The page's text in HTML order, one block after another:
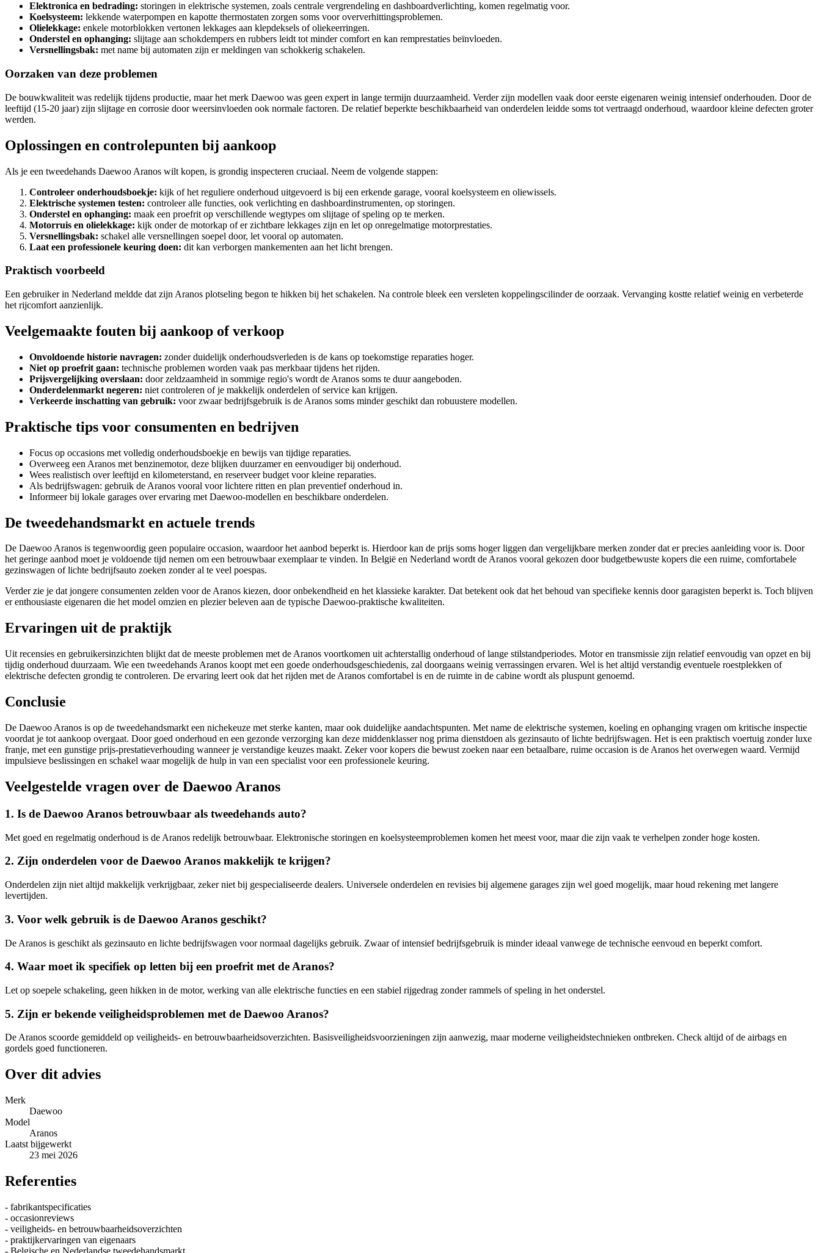
Elektronica en bedrading: storingen in elektrische systemen, zoals centrale vergrendeling en dashboardverlichting, komen regelmatig voor.
Koelsysteem: lekkende waterpompen en kapotte thermostaten zorgen soms voor oververhittingsproblemen.
Olielekkage: enkele motorblokken vertonen lekkages aan klepdeksels of oliekeerringen.
Onderstel en ophanging: slijtage aan schokdempers en rubbers leidt tot minder comfort en kan remprestaties beïnvloeden.
Versnellingsbak: met name bij automaten zijn er meldingen van schokkerig schakelen.
Oorzaken van deze problemen
De bouwkwaliteit was redelijk tijdens productie, maar het merk Daewoo was geen expert in lange termijn duurzaamheid. Verder zijn modellen vaak door eerste eigenaren weinig intensief onderhouden. Door de
leeftijd (15-20 jaar) zijn slijtage en corrosie door weersinvloeden ook normale factoren. De relatief beperkte beschikbaarheid van onderdelen leidde soms tot vertraagd onderhoud, waardoor kleine defecten groter
werden.
Oplossingen en controlepunten bij aankoop
Als je een tweedehands Daewoo Aranos wilt kopen, is grondig inspecteren cruciaal. Neem de volgende stappen:
Controleer onderhoudsboekje: kijk of het reguliere onderhoud uitgevoerd is bij een erkende garage, vooral koelsysteem en oliewissels.
Elektrische systemen testen: controleer alle functies, ook verlichting en dashboardinstrumenten, op storingen.
Onderstel en ophanging: maak een proefrit op verschillende wegtypes om slijtage of speling op te merken.
Motorruis en olielekkage: kijk onder de motorkap of er zichtbare lekkages zijn en let op onregelmatige motorprestaties.
Versnellingsbak: schakel alle versnellingen soepel door, let vooral op automaten.
Laat een professionele keuring doen: dit kan verborgen mankementen aan het licht brengen.
Praktisch voorbeeld
Een gebruiker in Nederland meldde dat zijn Aranos plotseling begon te hikken bij het schakelen. Na controle bleek een versleten koppelingscilinder de oorzaak. Vervanging kostte relatief weinig en verbeterde
het rijcomfort aanzienlijk.
Veelgemaakte fouten bij aankoop of verkoop
Onvoldoende historie navragen: zonder duidelijk onderhoudsverleden is de kans op toekomstige reparaties hoger.
Niet op proefrit gaan: technische problemen worden vaak pas merkbaar tijdens het rijden.
Prijsvergelijking overslaan: door zeldzaamheid in sommige regio's wordt de Aranos soms te duur aangeboden.
Onderdelenmarkt negeren: niet controleren of je makkelijk onderdelen of service kan krijgen.
Verkeerde inschatting van gebruik: voor zwaar bedrijfsgebruik is de Aranos soms minder geschikt dan robuustere modellen.
Praktische tips voor consumenten en bedrijven
Focus op occasions met volledig onderhoudsboekje en bewijs van tijdige reparaties.
Overweeg een Aranos met benzinemotor, deze blijken duurzamer en eenvoudiger bij onderhoud.
Wees realistisch over leeftijd en kilometerstand, en reserveer budget voor kleine reparaties.
Als bedrijfswagen: gebruik de Aranos vooral voor lichtere ritten en plan preventief onderhoud in.
Informeer bij lokale garages over ervaring met Daewoo-modellen en beschikbare onderdelen.
De tweedehandsmarkt en actuele trends
De Daewoo Aranos is tegenwoordig geen populaire occasion, waardoor het aanbod beperkt is. Hierdoor kan de prijs soms hoger liggen dan vergelijkbare merken zonder dat er precies aanleiding voor is. Door
het geringe aanbod moet je voldoende tijd nemen om een betrouwbaar exemplaar te vinden. In België en Nederland wordt de Aranos vooral gekozen door budgetbewuste kopers die een ruime, comfortabele
gezinswagen of lichte bedrijfsauto zoeken zonder al te veel poespas.
Verder zie je dat jongere consumenten zelden voor de Aranos kiezen, door onbekendheid en het klassieke karakter. Dat betekent ook dat het behoud van specifieke kennis door garagisten beperkt is. Toch blijven
er enthousiaste eigenaren die het model omzien en plezier beleven aan de typische Daewoo-praktische kwaliteiten.
Ervaringen uit de praktijk
Uit recensies en gebruikersinzichten blijkt dat de meeste problemen met de Aranos voortkomen uit achterstallig onderhoud of lange stilstandperiodes. Motor en transmissie zijn relatief eenvoudig van opzet en bij
tijdig onderhoud duurzaam. Wie een tweedehands Aranos koopt met een goede onderhoudsgeschiedenis, zal doorgaans weinig verrassingen ervaren. Wel is het altijd verstandig eventuele roestplekken of
elektrische defecten grondig te controleren. De ervaring leert ook dat het rijden met de Aranos comfortabel is en de ruimte in de cabine wordt als pluspunt genoemd.
Conclusie
De Daewoo Aranos is op de tweedehandsmarkt een nichekeuze met sterke kanten, maar ook duidelijke aandachtspunten. Met name de elektrische systemen, koeling en ophanging vragen om kritische inspectie
voordat je tot aankoop overgaat. Door goed onderhoud en een gezonde verzorging kan deze middenklasser nog prima dienstdoen als gezinsauto of lichte bedrijfswagen. Het is een praktisch voertuig zonder luxe
franje, met een gunstige prijs-prestatieverhouding wanneer je verstandige keuzes maakt. Zeker voor kopers die bewust zoeken naar een betaalbare, ruime occasion is de Aranos het overwegen waard. Vermijd
impulsieve beslissingen en schakel waar mogelijk de hulp in van een specialist voor een professionele keuring.
Veelgestelde vragen over de Daewoo Aranos
1. Is de Daewoo Aranos betrouwbaar als tweedehands auto?
Met goed en regelmatig onderhoud is de Aranos redelijk betrouwbaar. Elektronische storingen en koelsysteemproblemen komen het meest voor, maar die zijn vaak te verhelpen zonder hoge kosten.
2. Zijn onderdelen voor de Daewoo Aranos makkelijk te krijgen?
Onderdelen zijn niet altijd makkelijk verkrijgbaar, zeker niet bij gespecialiseerde dealers. Universele onderdelen en revisies bij algemene garages zijn wel goed mogelijk, maar houd rekening met langere
levertijden.
3. Voor welk gebruik is de Daewoo Aranos geschikt?
De Aranos is geschikt als gezinsauto en lichte bedrijfswagen voor normaal dagelijks gebruik. Zwaar of intensief bedrijfsgebruik is minder ideaal vanwege de technische eenvoud en beperkt comfort.
4. Waar moet ik specifiek op letten bij een proefrit met de Aranos?
Let op soepele schakeling, geen hikken in de motor, werking van alle elektrische functies en een stabiel rijgedrag zonder rammels of speling in het onderstel.
5. Zijn er bekende veiligheidsproblemen met de Daewoo Aranos?
De Aranos scoorde gemiddeld op veiligheids- en betrouwbaarheidsoverzichten. Basisveiligheidsvoorzieningen zijn aanwezig, maar moderne veiligheidstechnieken ontbreken. Check altijd of de airbags en
gordels goed functioneren.
Over dit advies
Merk
Daewoo
Model
Aranos
Laatst bijgewerkt
23 mei 2026
Referenties
- fabrikantspecificaties
- occasionreviews
- veiligheids- en betrouwbaarheidsoverzichten
- praktijkervaringen van eigenaars
- Belgische en Nederlandse tweedehandsmarkt